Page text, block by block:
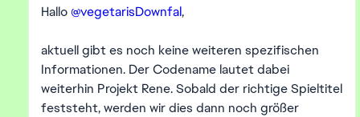
Hallo @vegetarisDownfal,
aktuell gibt es noch keine weiteren spezifischen
Informationen. Der Codename lautet dabei
weiterhin Projekt Rene. Sobald der richtige Spieltitel
feststeht, werden wir dies dann noch größer